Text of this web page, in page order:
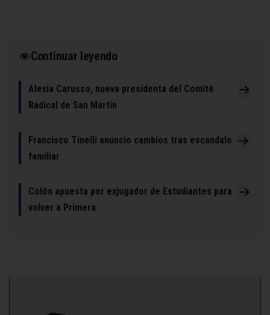
Continuar leyendo
Alexia Carusso, nueva presidenta del Comité
Radical de San Martín
Francisco Tinelli anuncio cambios tras escandalo
familiar
Colón apuesta por exjugador de Estudiantes para
volver a Primera